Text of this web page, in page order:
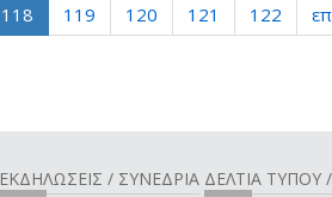
118 119 120 121 122
ΕΚΔΗΛΩΣΕΙΣ / ΣΥΝΕΔΡΙΑ ΔΕΛΤΙΑ ΤΥΠΟΥ